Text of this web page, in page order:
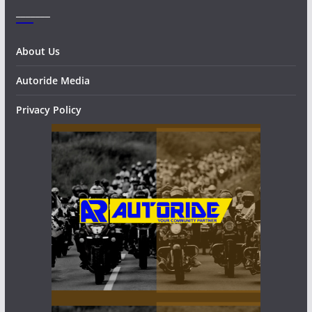
About Us
Autoride Media
Privacy Policy